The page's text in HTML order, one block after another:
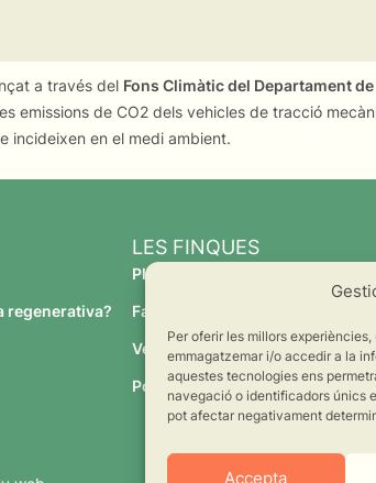
Per oferir les millors
emmagatzemar i/o accedir a la
aquestes tecnologies ens
navegació o identificadors únics
pot afectar negativament
Accepta
a través del Fons Climàtic del Departament
emissions de CO2 dels vehicles de tracció
incideixen en el medi ambient.
regenerativa?
LES FINQUES
Planeses
Família Torres
Verdcamp Fruits
Pomona Fruits